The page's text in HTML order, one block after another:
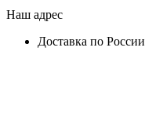
Наш адрес
Доставка по России